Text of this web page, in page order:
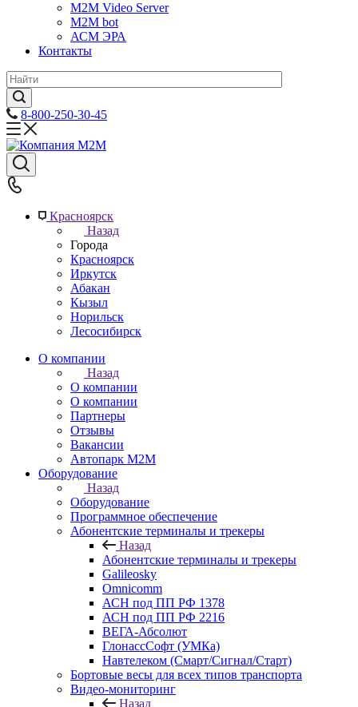
M2M Video Server
М2М bot
АСМ ЭРА
Контакты
8-800-250-30-45
Красноярск
Назад
Города
Красноярск
Иркутск
Абакан
Кызыл
Норильск
Лесосибирск
О компании
Назад
О компании
О компании
Партнеры
Отзывы
Вакансии
Автопарк М2М
Оборудование
Назад
Оборудование
Программное обеспечение
Абонентские терминалы и трекеры
Назад
Абонентские терминалы и трекеры
Galileosky
Omnicomm
АСН под ПП РФ 1378
АСН под ПП РФ 2216
ВЕГА-Абсолют
ГлонассСофт (УМКа)
Навтелеком (Смарт/Сигнал/Старт)
Бортовые весы для всех типов транспорта
Видео-мониторинг
Назад